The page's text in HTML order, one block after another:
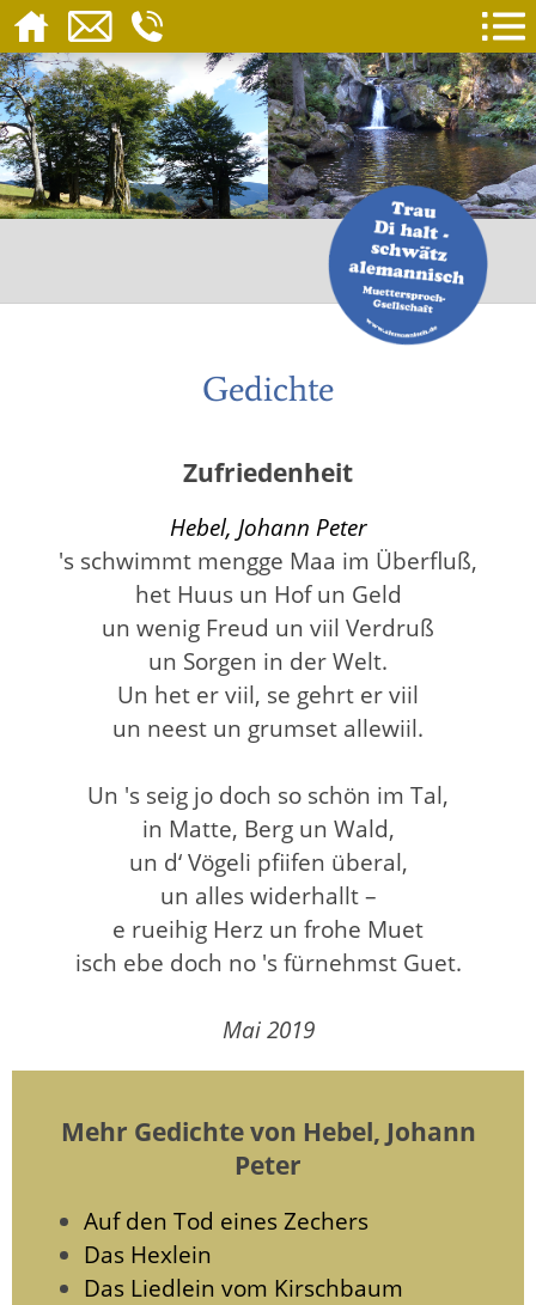
Gedichte
Zufriedenheit
Hebel, Johann Peter
's schwimmt mengge Maa im Überfluß,
het Huus un Hof un Geld
un wenig Freud un viil Verdruß
un Sorgen in der Welt.
Un het er viil, se gehrt er viil
un neest un grumset allewiil.
Un 's seig jo doch so schön im Tal,
in Matte, Berg un Wald,
un d‘ Vögeli pfiifen überal,
un alles widerhallt –
e rueihig Herz un frohe Muet
isch ebe doch no 's fürnehmst Guet.
Mai 2019
Mehr Gedichte von Hebel, Johann
Peter
Auf den Tod eines Zechers
Das Hexlein
Das Liedlein vom Kirschbaum